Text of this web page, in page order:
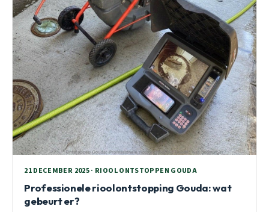
21 DECEMBER 2025 · RIOOL ONTSTOPPEN GOUDA
Professionele rioolontstopping Gouda: wat
gebeurt er?